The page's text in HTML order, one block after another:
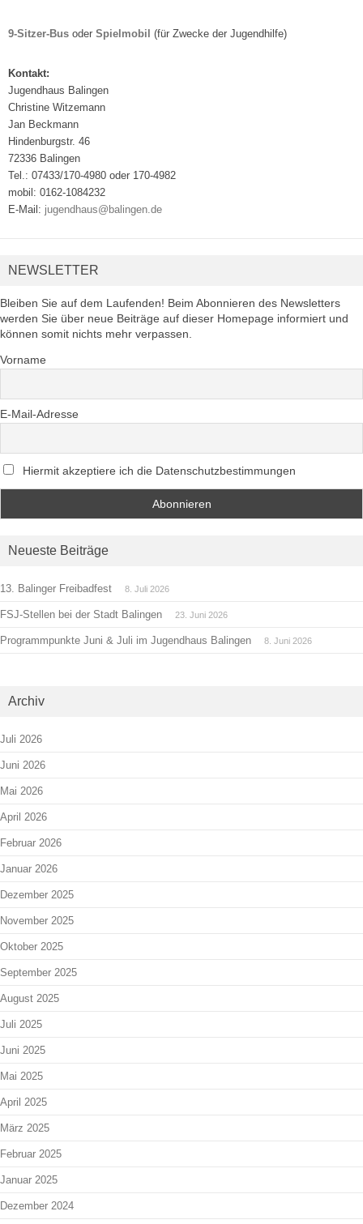
9-Sitzer-Bus oder Spielmobil (für Zwecke der Jugendhilfe)
Kontakt:
Jugendhaus Balingen
Christine Witzemann
Jan Beckmann
Hindenburgstr. 46
72336 Balingen
Tel.: 07433/170-4980 oder 170-4982
mobil: 0162-1084232
E-Mail: jugendhaus@balingen.de
NEWSLETTER
Bleiben Sie auf dem Laufenden! Beim Abonnieren des Newsletters
werden Sie über neue Beiträge auf dieser Homepage informiert und
können somit nichts mehr verpassen.
Vorname
E-Mail-Adresse
Hiermit akzeptiere ich die Datenschutzbestimmungen
Neueste Beiträge
13. Balinger Freibadfest 8. Juli 2026
FSJ-Stellen bei der Stadt Balingen 23. Juni 2026
Programmpunkte Juni & Juli im Jugendhaus Balingen 8. Juni 2026
Archiv
Juli 2026
Juni 2026
Mai 2026
April 2026
Februar 2026
Januar 2026
Dezember 2025
November 2025
Oktober 2025
September 2025
August 2025
Juli 2025
Juni 2025
Mai 2025
April 2025
März 2025
Februar 2025
Januar 2025
Dezember 2024